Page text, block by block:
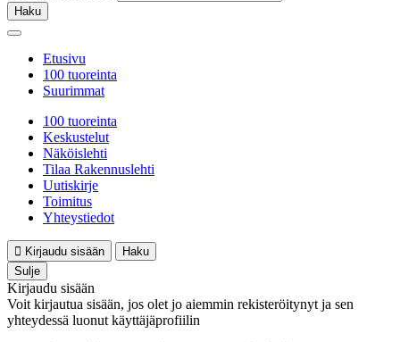
Haku
Etusivu
100 tuoreinta
Suurimmat
100 tuoreinta
Keskustelut
Näköislehti
Tilaa Rakennuslehti
Uutiskirje
Toimitus
Yhteystiedot
Kirjaudu sisään
Haku
Sulje
Kirjaudu sisään
Voit kirjautua sisään, jos olet jo aiemmin rekisteröitynyt ja sen
yhteydessä luonut käyttäjäprofiilin